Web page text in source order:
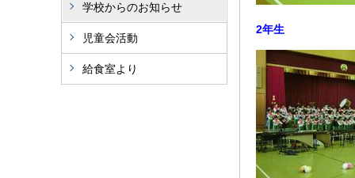
学校からのお知らせ
児童会活動
給食室より
2年生